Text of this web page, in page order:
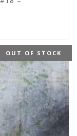
OUT OF STOCK